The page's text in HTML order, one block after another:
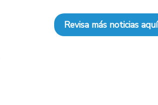
Revisa más noticias aquí